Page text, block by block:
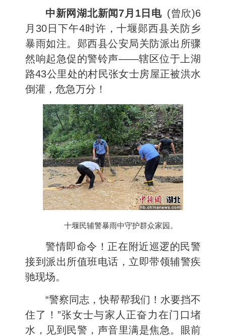
中新网湖北新闻7月1日电 (曾欣)6
月30日下午4时许，十堰郧西县关防乡
暴雨如注。郧西县公安局关防派出所骤
然响起急促的警铃声——辖区位于上湖
路43公里处的村民张女士房屋正被洪水
倒灌，危急万分！
十堰民辅警暴雨中守护群众家园。
警情即命令！正在附近巡逻的民警
接到派出所值班电话，立即带领辅警疾
驰现场。
“警察同志，快帮帮我们！水要挡不
住了！”张女士与家人正奋力在门口堵
水，见到民警，声音里满是焦急。眼前